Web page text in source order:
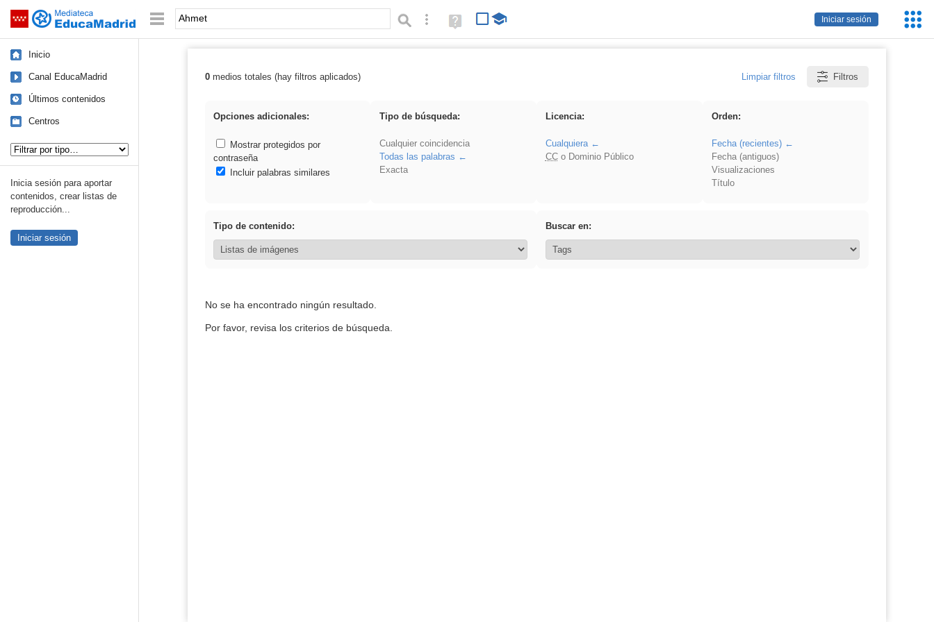
Saltar navegación
Iniciar sesión
Palabra o frase: Búsqueda avanzada
Ayuda
(en
Inicio
Canal EducaMadrid
Últimos contenidos
Centros
Inicia sesión para aportar
contenidos, crear listas de
reproducción...
Iniciar sesión
Resultados de: Ahmet
0medios totales (hay filtros aplicados) Limpiar filtros Filtros
Opciones adicionales:
Mostrar protegidos por
contraseña
Incluir palabras similares
Tipo de búsqueda:
Cualquier coincidencia
Todas las palabras
Exacta
Licencia:
Cualquiera
CCo Dominio Público
Orden:
Fecha (recientes)
Fecha (antiguos)
Visualizaciones
Título
Tipo de contenido: Buscar en:
No se ha encontrado ningún resultado.
Por favor, revisa los criterios de búsqueda.